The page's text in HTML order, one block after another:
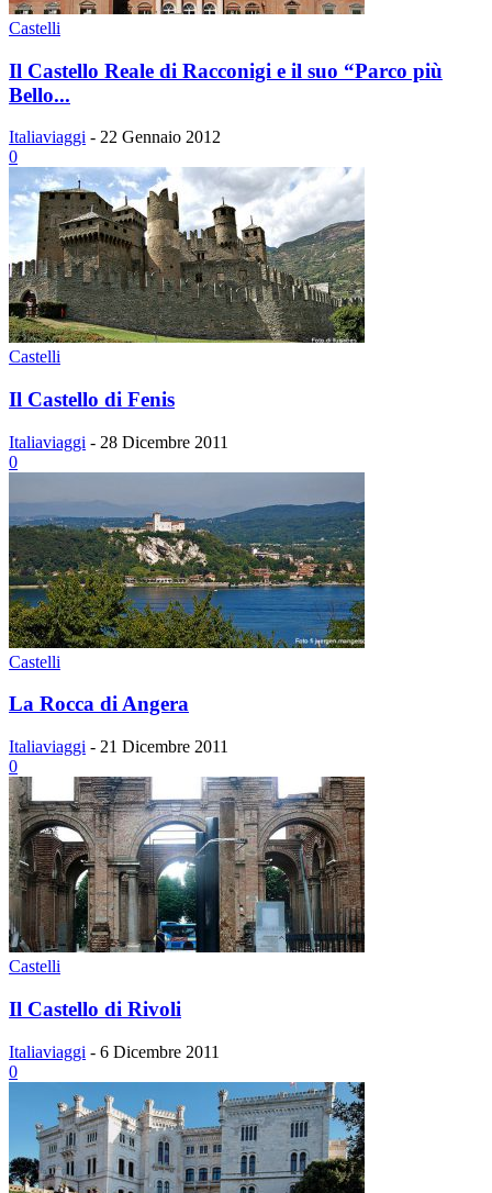
Castelli
Il Castello Reale di Racconigi e il suo “Parco più
Bello...
Italiaviaggi - 22 Gennaio 2012
0
Castelli
Il Castello di Fenis
Italiaviaggi - 28 Dicembre 2011
0
Castelli
La Rocca di Angera
Italiaviaggi - 21 Dicembre 2011
0
Castelli
Il Castello di Rivoli
Italiaviaggi - 6 Dicembre 2011
0